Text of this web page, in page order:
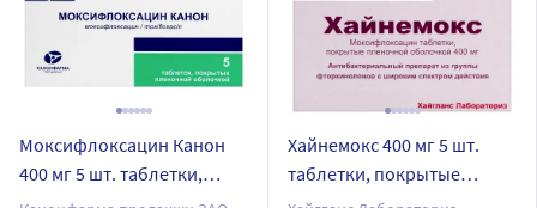
Моксифлоксацин Канон
400 мг 5 шт. таблетки,
покрытые пленочной
Хайнемокс 400 мг 5 шт.
таблетки, покрытые
пленочной оболочкой